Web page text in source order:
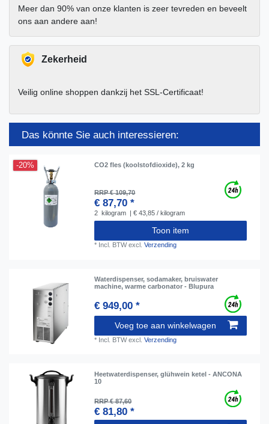
Meer dan 90% van onze klanten is zeer tevreden en beveelt
ons aan andere aan!
Zekerheid
Veilig online shoppen dankzij het SSL-Certificaat!
Das könnte Sie auch interessieren:
-20% CO2 fles (koolstofdioxide), 2 kg
RRP € 109,70
€ 87,70 *
2 kilogram | € 43,85 / kilogram
Toon item
* Incl. BTWexcl.Verzending
Waterdispenser, sodamaker, bruiswater
machine, warme carbonator - Blupura
€ 949,00 *
Voeg toe aan winkelwagen
* Incl. BTWexcl.Verzending
Heetwaterdispenser, glühwein ketel - ANCONA
10
RRP € 87,60
€ 81,80 *